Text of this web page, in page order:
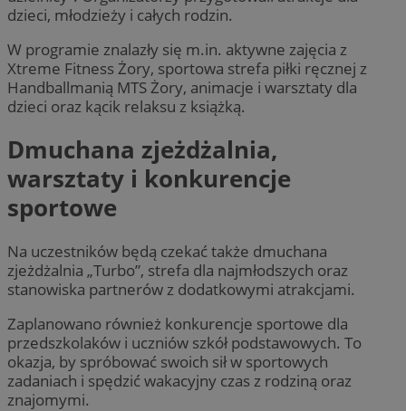
dzieci, młodzieży i całych rodzin.
W programie znalazły się m.in. aktywne zajęcia z
Xtreme Fitness Żory, sportowa strefa piłki ręcznej z
Handballmanią MTS Żory, animacje i warsztaty dla
dzieci oraz kącik relaksu z książką.
Dmuchana zjeżdżalnia,
warsztaty i konkurencje
sportowe
Na uczestników będą czekać także dmuchana
zjeżdżalnia „Turbo”, strefa dla najmłodszych oraz
stanowiska partnerów z dodatkowymi atrakcjami.
Zaplanowano również konkurencje sportowe dla
przedszkolaków i uczniów szkół podstawowych. To
okazja, by spróbować swoich sił w sportowych
zadaniach i spędzić wakacyjny czas z rodziną oraz
znajomymi.